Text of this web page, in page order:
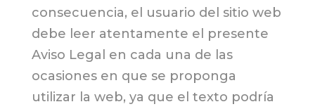
consecuencia, el usuario del sitio web
debe leer atentamente el presente
Aviso Legal en cada una de las
ocasiones en que se proponga
utilizar la web, ya que el texto podría